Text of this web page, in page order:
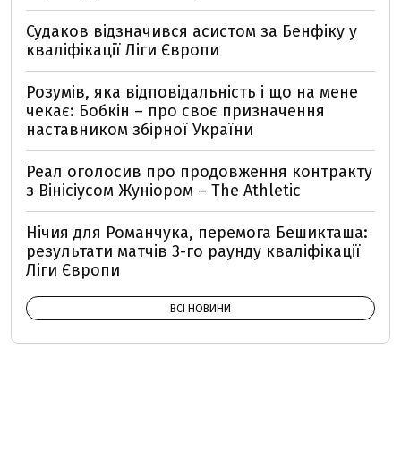
Судаков відзначився асистом за Бенфіку у
кваліфікації Ліги Європи
Розумів, яка відповідальність і що на мене
чекає: Бобкін – про своє призначення
наставником збірної України
Реал оголосив про продовження контракту
з Вінісіусом Жуніором – The Athletiс
Нічия для Романчука, перемога Бешикташа:
результати матчів 3-го раунду кваліфікації
Ліги Європи
ВСІ НОВИНИ